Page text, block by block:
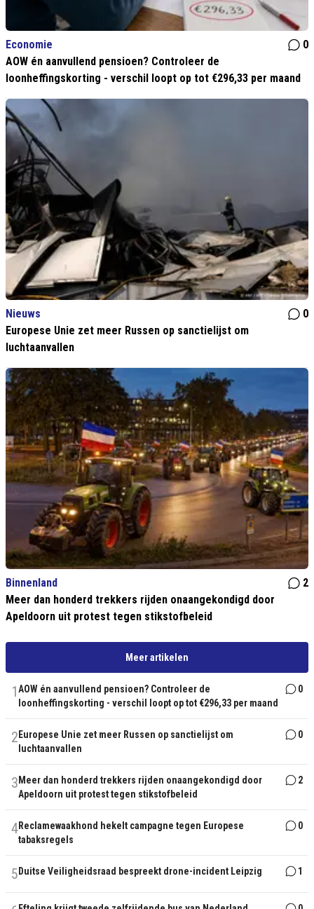
Economie
0
AOW én aanvullend pensioen? Controleer de
loonheffingskorting - verschil loopt op tot €296,33 per maand
Nieuws
0
Europese Unie zet meer Russen op sanctielijst om
luchtaanvallen
Binnenland
2
Meer dan honderd trekkers rijden onaangekondigd door
Apeldoorn uit protest tegen stikstofbeleid
Meer artikelen
1AOW én aanvullend pensioen? Controleer de
loonheffingskorting - verschil loopt op tot €296,33 per maand
0
2 Europese Unie zet meer Russen op sanctielijst om
luchtaanvallen
0
3 Meer dan honderd trekkers rijden onaangekondigd door
Apeldoorn uit protest tegen stikstofbeleid
2
4Reclamewaakhond hekelt campagne tegen Europese
tabaksregels
0
5 Duitse Veiligheidsraad bespreekt drone-incident Leipzig 1